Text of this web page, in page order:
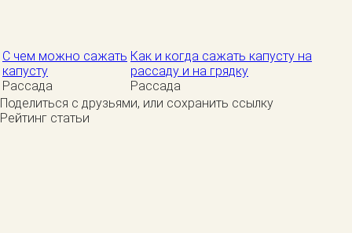
С чем можно сажать
капусту
Рассада
Как и когда сажать капусту на
рассаду и на грядку
Рассада
Поделиться с друзьями, или сохранить ссылку
Рейтинг статьи